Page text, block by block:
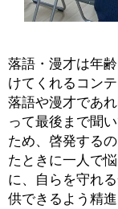
落語・漫才は年
けてくれるコンテ
落語や漫才であ
って最後まで聞
ため、啓発する
たときに一人で
に、自らを守れ
供できるよう精